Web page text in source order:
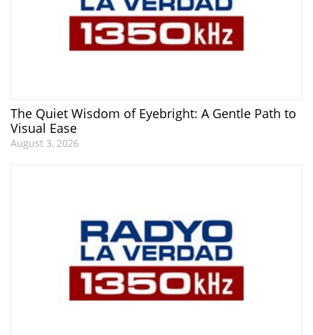
The Quiet Wisdom of Eyebright: A Gentle Path to
Visual Ease
August 3, 2026